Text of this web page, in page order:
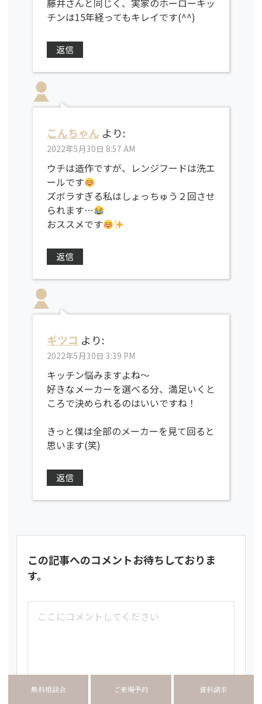
藤井さんと同じく、実家のホーローキッ
チンは15年経ってもキレイです(^^)
返信
こんちゃん より:
2022年5月30日 8:57 AM
ウチは造作ですが、レンジフードは洗エ
ールです
ズボラすぎる私はしょっちゅう２回させ
られます…
おススメです
返信
ギツコ より:
2022年5月30日 3:39 PM
キッチン悩みますよね～
好きなメーカーを選べる分、満足いくと
ころで決められるのはいいですね！
きっと僕は全部のメーカーを見て回ると
思います(笑)
返信
この記事へのコメントお待ちしておりま
す。
無料相談会 ご来場予約 資料請求